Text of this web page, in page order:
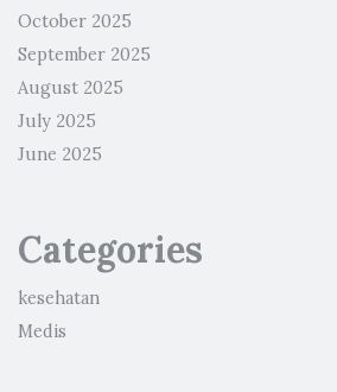
October 2025
September 2025
August 2025
July 2025
June 2025
Categories
kesehatan
Medis